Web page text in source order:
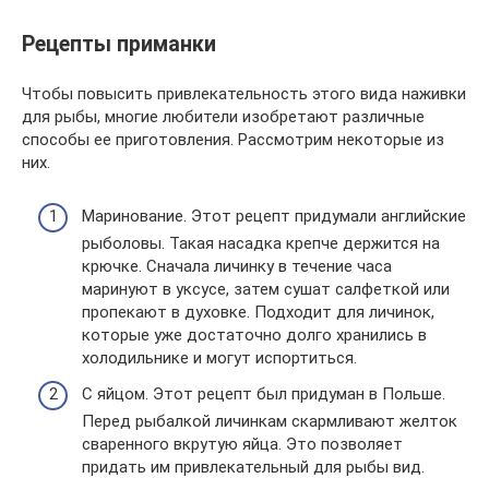
Рецепты приманки
Чтобы повысить привлекательность этого вида наживки
для рыбы, многие любители изобретают различные
способы ее приготовления. Рассмотрим некоторые из
них.
Маринование. Этот рецепт придумали английские
рыболовы. Такая насадка крепче держится на
крючке. Сначала личинку в течение часа
маринуют в уксусе, затем сушат салфеткой или
пропекают в духовке. Подходит для личинок,
которые уже достаточно долго хранились в
холодильнике и могут испортиться.
С яйцом. Этот рецепт был придуман в Польше.
Перед рыбалкой личинкам скармливают желток
сваренного вкрутую яйца. Это позволяет
придать им привлекательный для рыбы вид.